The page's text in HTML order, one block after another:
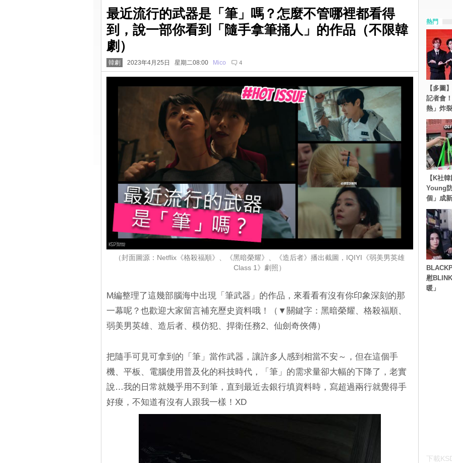
最近流行的武器是「筆」嗎？怎麼不管哪裡都看得
到，說一部你看到「隨手拿筆捅人」的作品（不限韓
劇）
韓劇 2023年4月25日 星期二08:00 Mico 4
（封面圖源：Netflix《格殺福順》、《黑暗榮耀》、《造后者》播出截圖，IQIYI《弱美男英雄
Class 1》劇照）
M編整理了這幾部腦海中出現「筆武器」的作品，來看看有沒有你印象深刻的那
一幕呢？也歡迎大家留言補充歷史資料哦！（▼關鍵字：黑暗榮耀、格殺福順、
弱美男英雄、造后者、模仿犯、捍衛任務2、仙劍奇俠傳）
把隨手可見可拿到的「筆」當作武器，讓許多人感到相當不安～，但在這個手
機、平板、電腦使用普及化的科技時代，「筆」的需求量卻大幅的下降了，老實
說…我的日常就幾乎用不到筆，直到最近去銀行填資料時，寫超過兩行就覺得手
好痠，不知道有沒有人跟我一樣！XD
熱門
【多圖
記者會
熱」炸
【K社
Young
個」成
慰
暖」
下載